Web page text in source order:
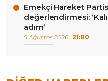
Emekçi Hareket
değerlendirmesi:
adım’
5 Ağustos 2026 21:00